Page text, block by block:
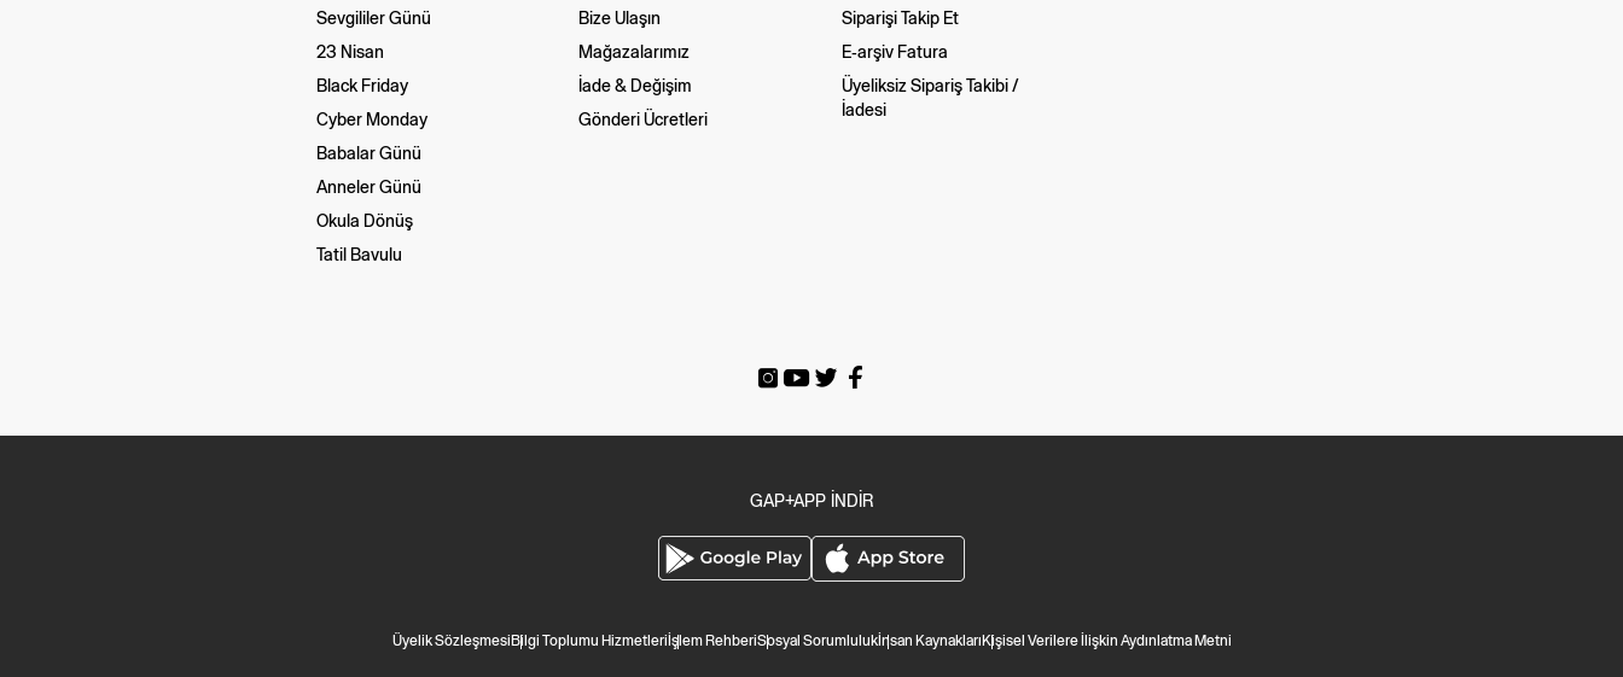
Sevgililer Günü
23 Nisan
Black Friday
Cyber Monday
Babalar Günü
Anneler Günü
Okula Dönüş
Tatil Bavulu
Bize Ulaşın
Mağazalarımız
İade & Değişim
Gönderi Ücretleri
Siparişi Takip Et
E-arşiv Fatura
Üyeliksiz Sipariş Takibi /
İadesi
GAP+APP İNDİR
Üyelik SözleşmesiBilgi Toplumu Hizmetleriİşlem RehberiSosyal Sorumlulukİnsan KaynaklarıKişisel Verilere İlişkin Aydınlatma Metni